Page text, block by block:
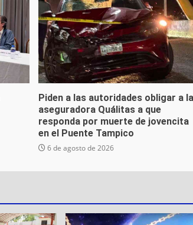
Piden a las autoridades obligar a la
aseguradora Quálitas a que
responda por muerte de jovencita
en el Puente Tampico
6 de agosto de 2026